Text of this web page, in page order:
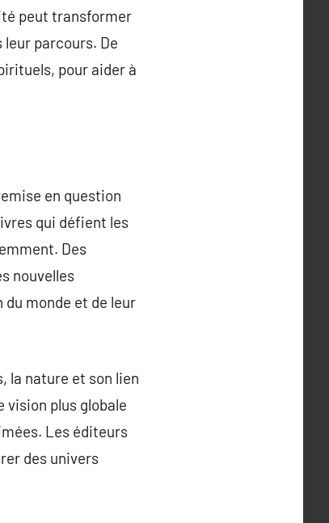
peut transformer
parcours. De
pour aider à
en question
qui défient les
Des
nouvelles
monde et de leur
la nature et son lien
vision plus globale
Les éditeurs
des univers